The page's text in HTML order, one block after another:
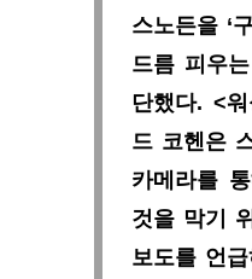
스노든을 ‘
드름 피우
단했다. <
드 코헨은
카메라를
것을 막기
보도를 언